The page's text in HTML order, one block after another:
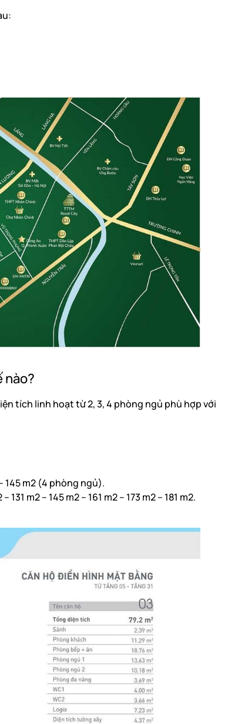
nào?
tích linh hoạt từ 2, 3, 4 phòng ngủ phù hợp với
145 m2 (4 phòng ngủ).
m2 – 145 m2 – 161 m2 – 173 m2 – 181 m2.